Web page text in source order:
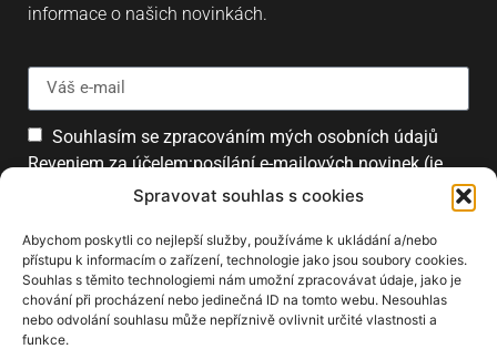
Spravovat souhlas s cookies
Abychom poskytli co nejlepší služby, používáme k ukládání a/nebo
přístupu k informacím o zařízení, technologie jako jsou soubory cookies.
Souhlas s těmito technologiemi nám umožní zpracovávat údaje, jako je
chování při procházení nebo jedinečná ID na tomto webu. Nesouhlas
nebo odvolání souhlasu může nepříznivě ovlivnit určité vlastnosti a
funkce.
informace o našich novinkách.
Souhlasím se zpracováním mých osobních údajů
Reveniem za účelem:posílání e-mailových novinek (je
možné se kdykoliv odhlásit).
Přihlásit
PARTNEŘI